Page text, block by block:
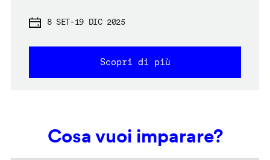
8 SET-19 DIC 2025
Scopri di più
Cosa vuoi imparare?